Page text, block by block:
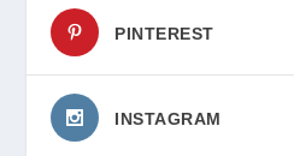
PINTEREST
INSTAGRAM